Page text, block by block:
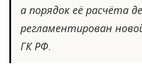
а порядок её расчёта
регламентирован
ГК РФ.